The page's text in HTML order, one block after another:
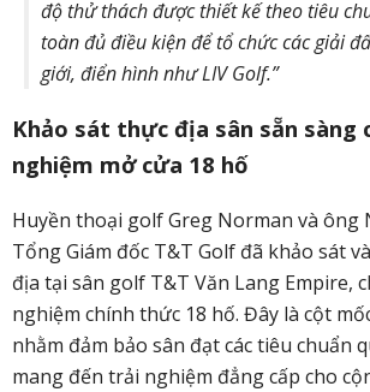
độ thử thách được thiết kế theo tiêu
toàn đủ điều kiện để tổ chức các giải
giới, điển hình như LIV Golf.”
Khảo sát thực địa sân sẵn sàng
nghiệm mở cửa 18 hố
Huyền thoại golf Greg Norman và ông
Tổng Giám đốc T&T Golf đã khảo sát
địa tại sân golf T&T Văn Lang Empire,
nghiệm chính thức 18 hố. Đây là cột
nhằm đảm bảo sân đạt các tiêu chuẩn
mang đến trải nghiệm đẳng cấp cho